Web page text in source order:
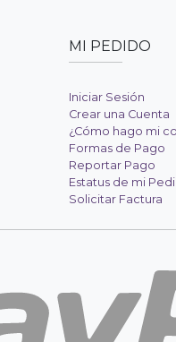
MI PEDIDO
Iniciar Sesión
Crear una Cuenta
¿Cómo hago mi
Formas de Pago
Reportar Pago
Estatus de mi
Solicitar Factura